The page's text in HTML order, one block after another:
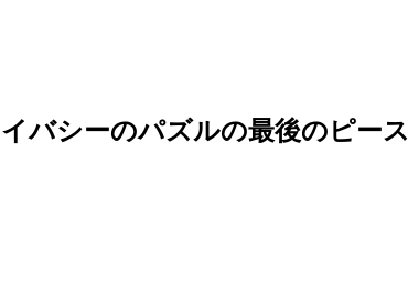
バシーのパズルの最後のピース